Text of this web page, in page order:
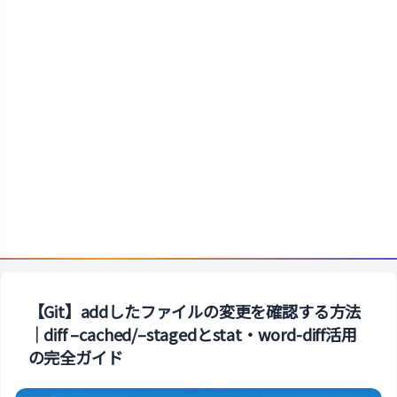
【Git】addしたファイルの変更を確認する方法
｜diff –cached/–stagedとstat・word-diff活用
の完全ガイド